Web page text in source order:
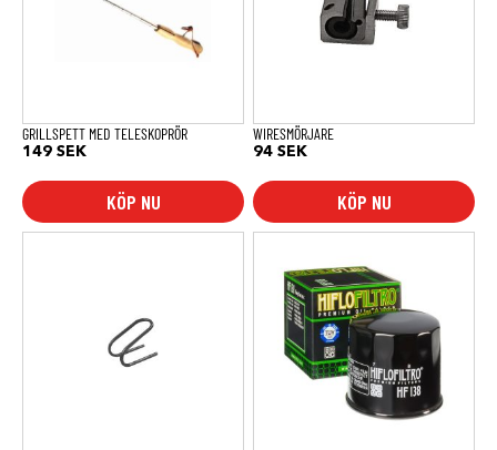
GRILLSPETT MED TELESKOPRÖR
149 SEK
KÖP NU
WIRESMÖRJARE
94 SEK
KÖP NU